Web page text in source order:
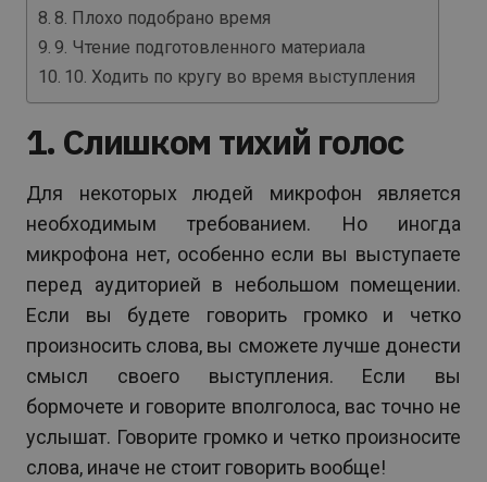
8. Плохо подобрано время
9. Чтение подготовленного материала
10. Ходить по кругу во время выступления
1. Слишком тихий голос
Для некоторых людей микрофон является
необходимым требованием. Но иногда
микрофона нет, особенно если вы выступаете
перед аудиторией в небольшом помещении.
Если вы будете говорить громко и четко
произносить слова, вы сможете лучше донести
смысл своего выступления. Если вы
бормочете и говорите вполголоса, вас точно не
услышат. Говорите громко и четко произносите
слова, иначе не стоит говорить вообще!